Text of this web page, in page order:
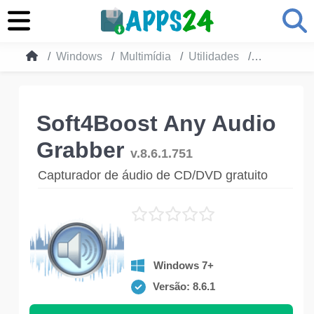
Windows Multimídia Utilidades Soft4Boost
Soft4Boost Any Audio
Grabber v.8.6.1.751
Capturador de áudio de CD/DVD gratuito
Windows 7+
Versão: 8.6.1